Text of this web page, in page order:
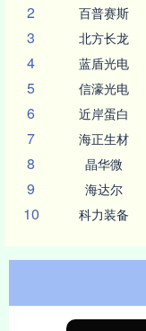
2 百普赛斯
3 北方长龙
4 蓝盾光电
5 信濠光电
6 近岸蛋白
7 海正生材
8 晶华微
9 海达尔
10 科力装备